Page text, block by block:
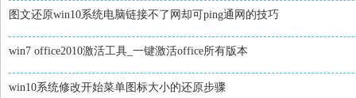
图文还原win10系统电脑链接不了网却可ping通网的技巧
win7 office2010激活工具_一键激活office所有版本
win10系统修改开始菜单图标大小的还原步骤